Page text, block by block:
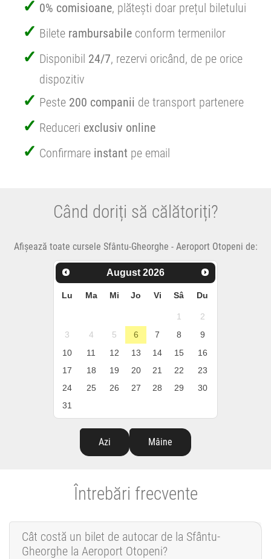
0% comisioane, plătești doar prețul biletului
Bilete rambursabile conform termenilor
Disponibil 24/7, rezervi oricând, de pe orice
dispozitiv
Peste 200 companii de transport partenere
Reduceri exclusiv online
Confirmare instant pe email
Când doriți să călătoriți?
Afișează toate cursele Sfântu-Gheorghe - Aeroport Otopeni de:
August 2026
Lu Ma Mi Jo Vi Sâ Du
1
2
3
4 5 6 7 8
9
10
11 12 13 14 15
16
17
18 19 20 21 22
23
24
25 26 27 28 29
30
31
Azi Mâine
Întrebări frecvente
Cât costă un bilet de autocar de la Sfântu-
Gheorghe la Aeroport Otopeni?